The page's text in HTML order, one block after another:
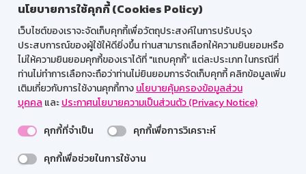
นโยบายการใช้คุกกี้ (Cookies Policy)
เว็บไซต์ของเราจะจัดเก็บคุกกี้เพื่อวัตถุประสงค์ในการปรับปรุง
ประสบการณ์ของผู้ใช้ให้ดียิ่งขึ้น ท่านสามารถเลือกให้ความยินยอมหรือ
ไม่ให้ความยินยอมคุกกี้ของเราได้ที่ "แถบคุกกี้” แต่ละประเภท ในกรณีที่
ท่านไม่ทำการเลือกจะถือว่าท่านไม่ยินยอมการจัดเก็บคุกกี้ คลิกข้อมูลเพิ่ม
เติมเกี่ยวกับการใช้งานคุกกี้ทางนโยบายคุ้มครองข้อมูลส่วน
บุคคล และประกาศนโยบายความเป็นส่วนตัว (Privacy Notice)
คุกกี้ที่จำเป็น
คุกกี้เพื่อการวิเคราะห์
คุกกี้เพื่อช่วยในการใช้งาน
GSB Society:
สำหรับพนักงาน
Web HR
GSB Wisdom
M-Search
เข้าสู่ระบบเน็ตเมล